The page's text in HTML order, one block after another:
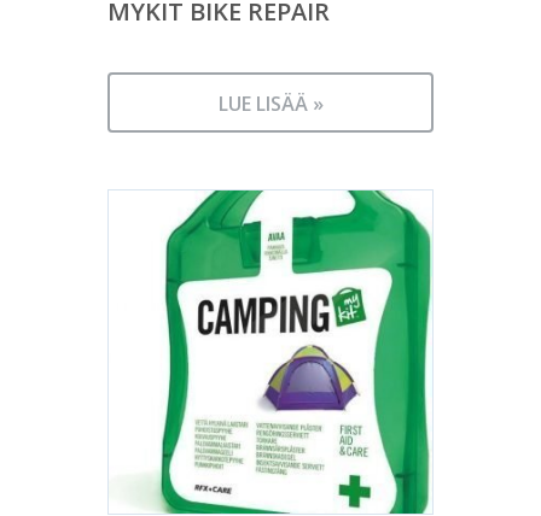
MYKIT BIKE REPAIR
LUE LISÄÄ »